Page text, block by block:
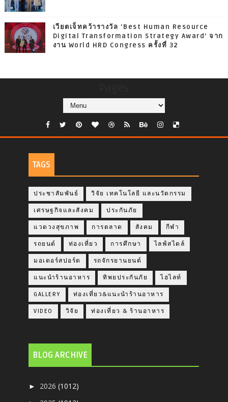
เวียตเจ็ทคว้ารางวัล ‘Best Human Resource
Digital Transformation Strategy Award’ จาก
งาน World HRD Congress ครั้งที่ 32
TAGS
ประชาสัมพันธ์ วิจัย เทคโนโลยี และนวัตกรรม
เศรษฐกิจและสังคม ประกันภัย
แวดวงสุขภาพ การตลาด สังคม กีฬา
รถยนต์ ท่องเที่ยว การศึกษา ไลฟ์สไตล์
มอเตอร์สปอร์ต รถจักรยานยนต์
แนะนำร้านอาหาร ทิพยประกันภัย ไฮไลท์
GALLERY ท่องเที่ยว&แนะนำร้านอาหาร
VIDEO วิจัย ท่องเที่ยว & ร้านอาหาร
BLOG ARCHIVE
► 2026(1012)